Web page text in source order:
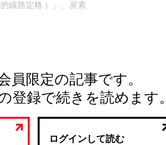
線路定格 ）」、炭素
員限定の記事です。
登録で続きを読めます。
ログインして読む